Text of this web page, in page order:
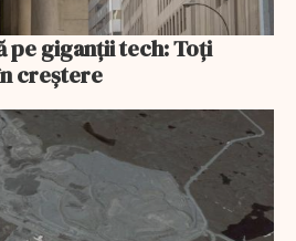
pe giganții tech: Toți
creștere